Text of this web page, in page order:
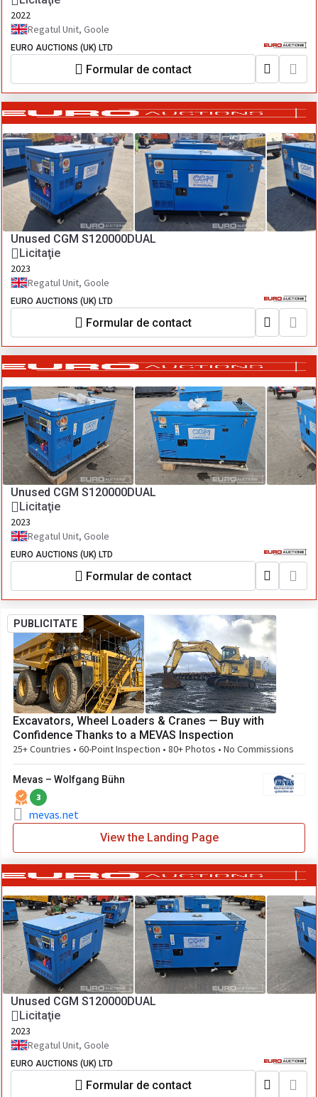
2022
Regatul Unit, Goole
EURO AUCTIONS (UK) LTD
Formular de contact
Unused CGM S120000DUAL
Licitaţie
2023
Regatul Unit, Goole
EURO AUCTIONS (UK) LTD
Formular de contact
Unused CGM S120000DUAL
Licitaţie
2023
Regatul Unit, Goole
EURO AUCTIONS (UK) LTD
Formular de contact
PUBLICITATE
Excavators, Wheel Loaders & Cranes — Buy with
Confidence Thanks to a MEVAS Inspection
25+ Countries • 60-Point Inspection • 80+ Photos • No Commissions
Mevas – Wolfgang Bühn
3
mevas.net
View the Landing Page
Unused CGM S120000DUAL
Licitaţie
2023
Regatul Unit, Goole
EURO AUCTIONS (UK) LTD
Formular de contact